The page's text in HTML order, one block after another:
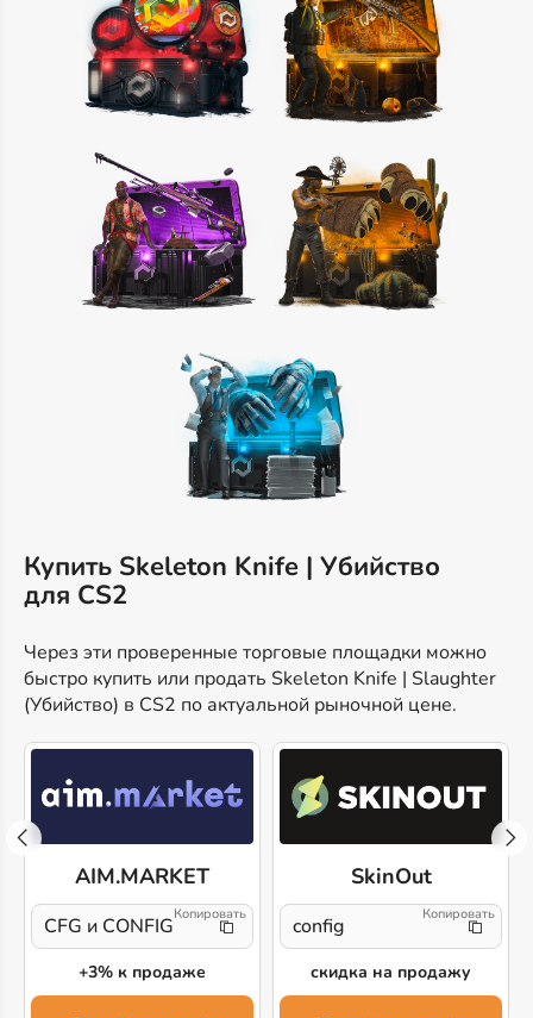
Купить Skeleton Knife | Убийство
для CS2
Через эти проверенные торговые площадки можно
быстро купить или продать Skeleton Knife | Slaughter
(Убийство) в CS2 по актуальной рыночной цене.
AIM.MARKET
CFG и CONFIG
+3% к продаже
SkinOut
config
скидка на продажу